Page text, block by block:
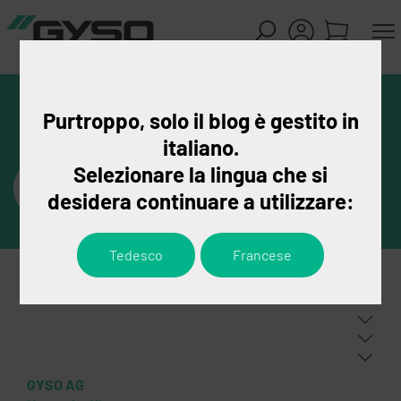
GYSO AG
Purtroppo, solo il blog è gestito in
italiano.
Selezionare la lingua che si
desidera continuare a utilizzare:
Tedesco Francese